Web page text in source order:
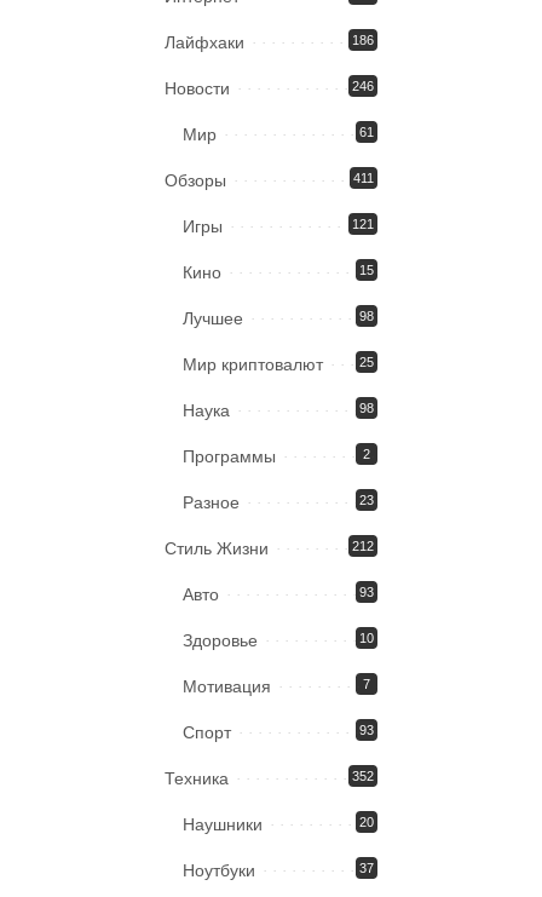
Лайфхаки 186
Новости 246
Мир 61
Обзоры 411
Игры 121
Кино 15
Лучшее 98
Мир криптовалют 25
Наука 98
Программы 2
Разное 23
Стиль Жизни 212
Авто 93
Здоровье 10
Мотивация 7
Спорт 93
Техника 352
Наушники 20
Ноутбуки 37